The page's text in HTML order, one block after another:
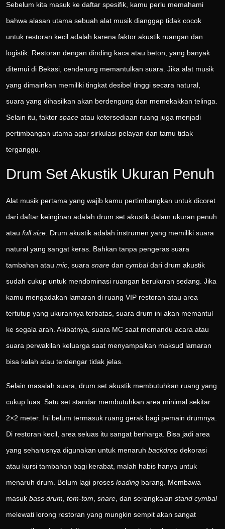
Sebelum kita masuk ke daftar spesifik, kamu perlu memahami
bahwa alasan utama sebuah alat musik dianggap tidak cocok
untuk restoran kecil adalah karena faktor akustik ruangan dan
logistik. Restoran dengan dinding kaca atau beton, yang banyak
ditemui di Bekasi, cenderung memantulkan suara. Jika alat musik
yang dimainkan memiliki tingkat desibel tinggi secara natural,
suara yang dihasilkan akan berdengung dan memekakkan telinga.
Selain itu, faktor space atau ketersediaan ruang juga menjadi
pertimbangan utama agar sirkulasi pelayan dan tamu tidak
terganggu.
Drum Set Akustik Ukuran Penuh
Alat musik pertama yang wajib kamu pertimbangkan untuk dicoret
dari daftar keinginan adalah drum set akustik dalam ukuran penuh
atau full size . Drum akustik adalah instrumen yang memiliki suara
natural yang sangat keras. Bahkan tanpa pengeras suara
tambahan atau mic , suara snare dan cymbaldari drum akustik
sudah cukup untuk mendominasi ruangan berukuran sedang. Jika
kamu mengadakan lamaran di ruang VIP restoran atau area
tertutup yang ukurannya terbatas, suara drum ini akan memantul
ke segala arah. Akibatnya, suara MC saat memandu acara atau
suara perwakilan keluarga saat menyampaikan maksud lamaran
bisa kalah atau terdengar tidak jelas.
Selain masalah suara, drum set akustik membutuhkan ruang yang
cukup luas. Satu set standar membutuhkan area minimal sekitar
2×2 meter. Ini belum termasuk ruang gerak bagi pemain drumnya.
Di restoran kecil, area seluas itu sangat berharga. Bisa jadi area
yang seharusnya digunakan untuk menaruh backdrop dekorasi
atau kursi tambahan bagi kerabat, malah habis hanya untuk
menaruh drum. Belum lagi proses loading barang. Membawa
masuk bass drum tom-tom snare , dan serangkaian stand cymbal
melewati lorong restoran yang mungkin sempit akan sangat